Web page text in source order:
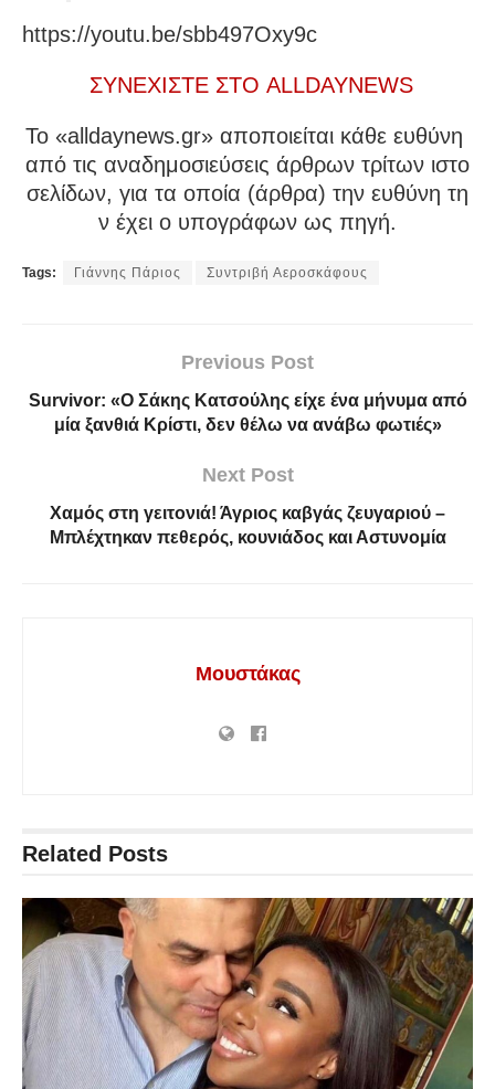
https://youtu.be/sbb497Oxy9c
ΣΥΝΕΧΙΣΤΕ ΣΤΟ ALLDAYNEWS
To «alldaynews.gr» αποποιείται κάθε ευθύνη
από τις αναδημοσιεύσεις άρθρων τρίτων ιστο
σελίδων, για τα οποία (άρθρα) την ευθύνη τη
ν έχει ο υπογράφων ως πηγή.
Tags: Γιάννης Πάριος Συντριβή Αεροσκάφους
Previous Post
Survivor: «Ο Σάκης Κατσούλης είχε ένα μήνυμα από
μία ξανθιά Κρίστι, δεν θέλω να ανάβω φωτιές»
Next Post
Χαμός στη γειτονιά! Άγριος καβγάς ζευγαριού –
Μπλέχτηκαν πεθερός, κουνιάδος και Αστυνομία
Μουστάκας
Related Posts